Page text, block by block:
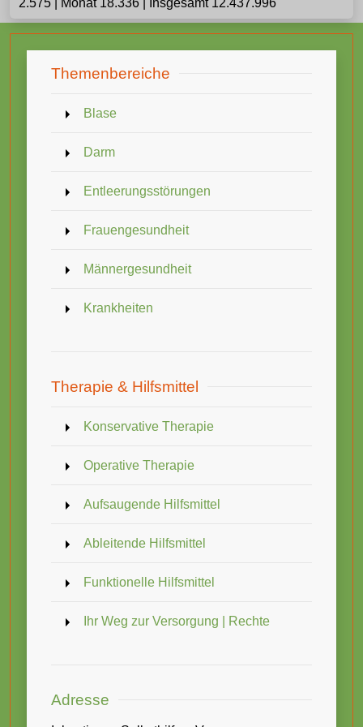
2.575 | Monat 18.336 | Insgesamt 12.437.996
Themenbereiche
Blase
Darm
Entleerungsstörungen
Frauengesundheit
Männergesundheit
Krankheiten
Therapie & Hilfsmittel
Konservative Therapie
Operative Therapie
Aufsaugende Hilfsmittel
Ableitende Hilfsmittel
Funktionelle Hilfsmittel
Ihr Weg zur Versorgung | Rechte
Adresse